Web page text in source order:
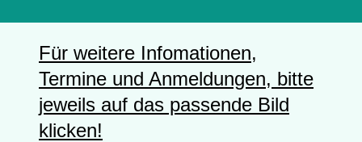
Für weitere Infomationen,
Termine und Anmeldungen, bitte
jeweils auf das passende Bild
klicken!